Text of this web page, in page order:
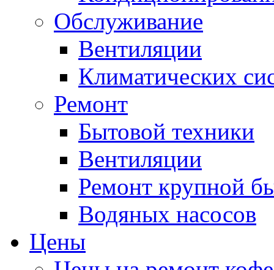
Обслуживание
Вентиляции
Климатических
Ремонт
Бытовой техники
Вентиляции
Ремонт крупной
Водяных насосов
Цены